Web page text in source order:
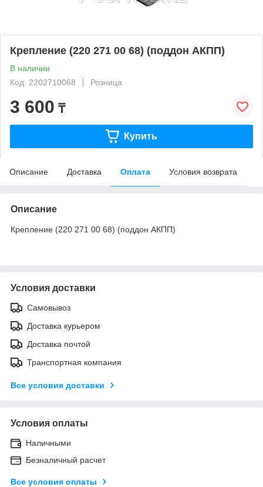
Крепление (220 271 00 68) (поддон АКПП)
В наличии
Код: 2202710068
Розница
3 600 ₸
Купить
Описание Доставка Оплата Условия возврата
Описание
Крепление (220 271 00 68) (поддон АКПП)
Условия доставки
Самовывоз
Доставка курьером
Доставка почтой
Транспортная компания
Все условия доставки
Условия оплаты
Наличными
Безналичный расчет
Все условия оплаты